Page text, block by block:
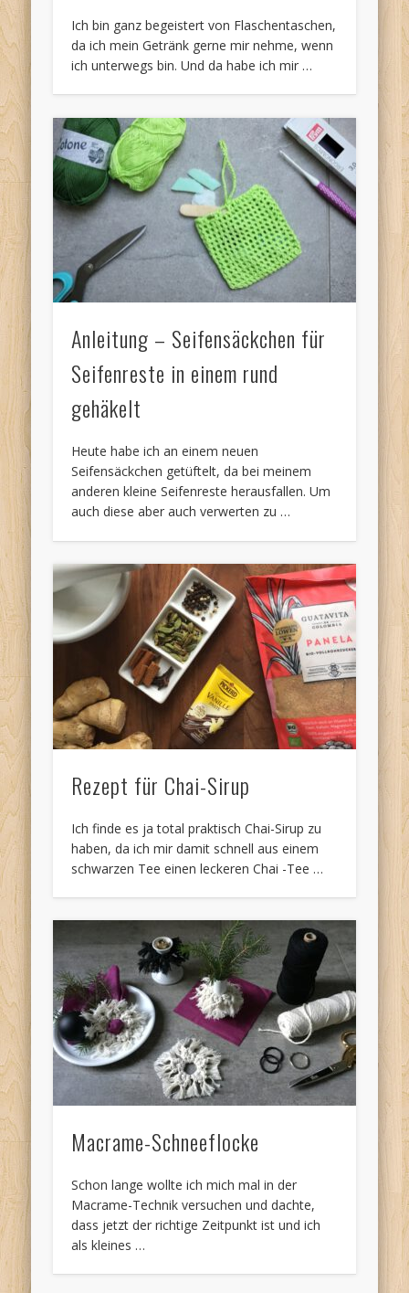
Ich bin ganz begeistert von Flaschentaschen,
da ich mein Getränk gerne mir nehme, wenn
ich unterwegs bin. Und da habe ich mir …
Anleitung – Seifensäckchen für
Seifenreste in einem rund
gehäkelt
Heute habe ich an einem neuen
Seifensäckchen getüftelt, da bei meinem
anderen kleine Seifenreste herausfallen. Um
auch diese aber auch verwerten zu …
Rezept für Chai-Sirup
Ich finde es ja total praktisch Chai-Sirup zu
haben, da ich mir damit schnell aus einem
schwarzen Tee einen leckeren Chai -Tee …
Macrame-Schneeflocke
Schon lange wollte ich mich mal in der
Macrame-Technik versuchen und dachte,
dass jetzt der richtige Zeitpunkt ist und ich
als kleines …